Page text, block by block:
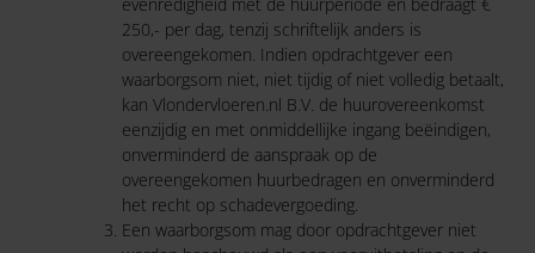
250,- per dag, tenzij schriftelijk anders is
overeengekomen. Indien opdrachtgever een
waarborgsom niet, niet tijdig of niet volledig betaalt,
kan Vlondervloeren.nl B.V. de huurovereenkomst
eenzijdig en met onmiddellijke ingang beëindigen,
onverminderd de aanspraak op de
overeengekomen huurbedragen en onverminderd
het recht op schadevergoeding.
Een waarborgsom mag door opdrachtgever niet